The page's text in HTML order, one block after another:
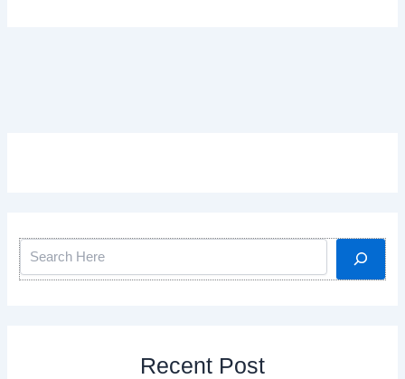
Search
Recent Post